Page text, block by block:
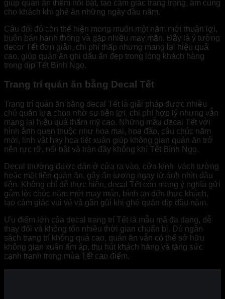
giúp quán ăn thêm nổi bật, tạo cảm giác trang trọng, ấm cúng
cho khách khi ghé ăn những ngày đầu năm.
Câu đối đỏ còn thể hiện mong muốn một năm mới thuận lợi,
buôn bán hanh thông và gặp nhiều may mắn. Đây là ý tưởng
decor Tết đơn giản, chi phí thấp nhưng mang lại hiệu quả
cao, giúp quán ăn ghi dấu ấn đẹp trong lòng khách hàng
trong dịp Tết Bính Ngọ.
Trang trí quán ăn bằng Decal Tết
Trang trí quán ăn bằng decal Tết là giải pháp được nhiều
chủ quán lựa chọn nhờ sự tiện lợi, chi phí hợp lý nhưng vẫn
mang lại hiệu quả thẩm mỹ cao. Những mẫu decal Tết với
hình ảnh quen thuộc như hoa mai, hoa đào, câu chúc năm
mới, linh vật hay họa tiết xuân giúp không gian quán ăn trở
nên rực rỡ, nổi bật và tràn đầy không khí Tết Bính Ngọ.
Decal thường được dán ở cửa ra vào, cửa kính, vách tường
hoặc mặt tiền quán ăn, gây ấn tượng ngay từ ánh nhìn đầu
tiên. Không chỉ dễ thực hiện, decal Tết còn mang ý nghĩa gửi
gắm lời chúc năm mới may mắn, bình an đến thực khách,
tạo cảm giác vui vẻ và gần gũi khi ghé quán dịp đầu năm.
Ưu điểm lớn của decal trang trí Tết là mẫu mã đa dạng, dễ
thay đổi và không tốn nhiều thời gian chuẩn bị. Dù ngân
sách trang trí không quá cao, quán ăn vẫn có thể sở hữu
không gian xuân ấm áp, thu hút khách hàng và tăng sức
cạnh tranh trong mùa Tết cao điểm.